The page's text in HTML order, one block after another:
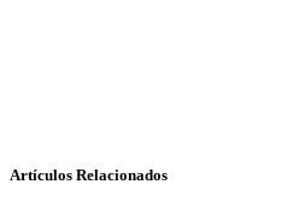
Artículos Relacionados